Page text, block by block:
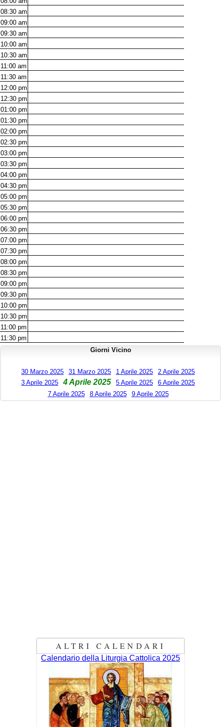
08:30 am
09:00 am
09:30 am
10:00 am
10:30 am
11:00 am
11:30 am
12:00 pm
12:30 pm
01:00 pm
01:30 pm
02:00 pm
02:30 pm
03:00 pm
03:30 pm
04:00 pm
04:30 pm
05:00 pm
05:30 pm
06:00 pm
06:30 pm
07:00 pm
07:30 pm
08:00 pm
08:30 pm
09:00 pm
09:30 pm
10:00 pm
10:30 pm
11:00 pm
11:30 pm
Giorni Vicino
30 Marzo 2025 31 Marzo 2025 1 Aprile 2025
2 Aprile 2025
3 Aprile 2025
4 Aprile 2025 5 Aprile 2025
6 Aprile 2025
7 Aprile 2025
8 Aprile 2025 9 Aprile 2025
ALTRI CALENDARI
Calendario della Liturgia Cattolica 2025